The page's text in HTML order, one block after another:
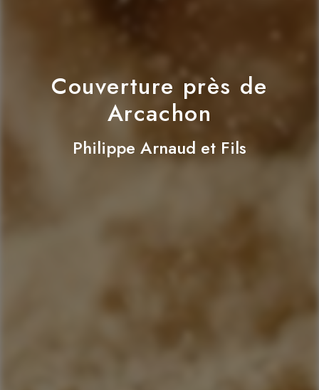
Couverture près de
Arcachon
Philippe Arnaud et Fils